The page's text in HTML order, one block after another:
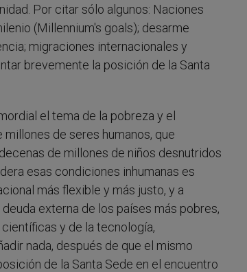
Por citar sólo algunos: Naciones
(Millennium's goals); desarme
migraciones internacionales y
brevemente la posición de la Santa
el tema de la pobreza y el
de seres humanos, que
de millones de niños desnutridos
esas condiciones inhumanas es
más flexible y más justo, y a
externa de los países más pobres,
y de la tecnología,
nada, después de que el mismo
de la Santa Sede en el encuentro